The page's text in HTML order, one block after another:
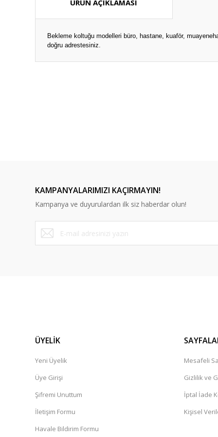
ÜRÜN AÇIKLAMASI
Bekleme koltuğu modelleri büro, hastane, kuaför,
doğru adrestesiniz.
RS 5040 Tekli Bekleme Koltuğu RS 5041 Tekli
KAMPANYALARIMIZI KAÇIRMAYIN!
Kampanya ve duyurulardan ilk siz haberdar olun!
ÜYELİK
Yeni Üyelik
Üye Girişi
Şifremi Unuttum
İletişim Formu
Havale Bildirim Formu
Mesafeli
Gizlilik ve
İptal İade
Kişisel